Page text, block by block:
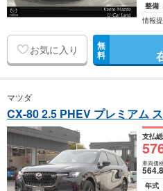
整備
情報提
お気に入り 無
料
マツダ
CX-80 2.5 PHEV プレミアム
支払
車両価
564.8
年式